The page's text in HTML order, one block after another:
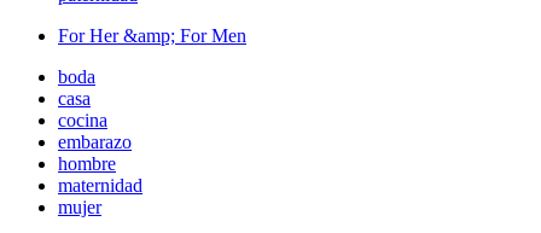
For Her &amp; For Men
boda
casa
cocina
embarazo
hombre
maternidad
mujer